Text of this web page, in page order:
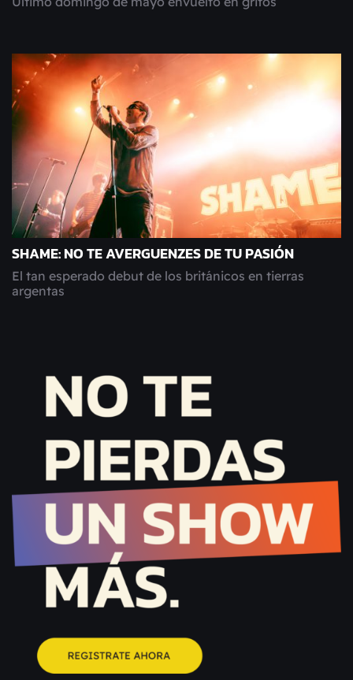
SHAME: NO TE AVERGUENZES DE TU PASIÓN
El tan esperado debut de los británicos en tierras
argentas